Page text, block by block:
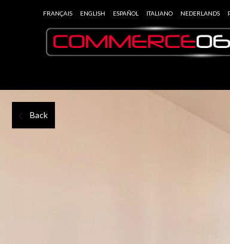
FRANÇAIS ENGLISH ESPAÑOL ITALIANO NEDERLANDS
Back